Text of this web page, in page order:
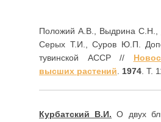
Положий А.В., Выдрина С.Н.,
Серых Т.И., Суров Ю.П.
тувинской АССР //
высших растений. 1974. Т.
Курбатский В.И. О двух